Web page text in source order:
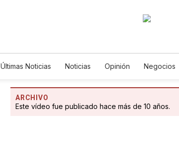
Últimas Noticias Noticias Opinión Negocios
ARCHIVO
Este vídeo fue publicado hace más de 10 años.